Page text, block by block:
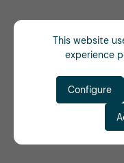
This website
experience
Configure